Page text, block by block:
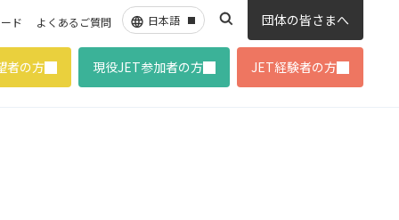
ド よくあるご質問 団体の皆さまへ
者の方 現役JET参加者の方 JET経験者の方